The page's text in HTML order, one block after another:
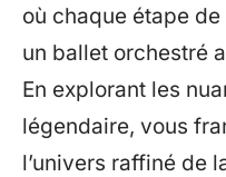
où chaque étape de
un ballet orchestré
En explorant les
légendaire, vous
l’univers raffiné de